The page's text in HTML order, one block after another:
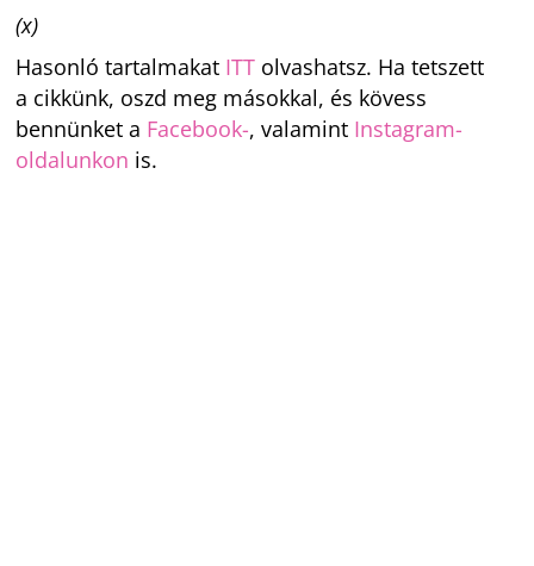
(x)
Hasonló tartalmakat ITT olvashatsz. Ha tetszett
a cikkünk, oszd meg másokkal, és kövess
bennünket a Facebook-, valamint Instagram-
oldalunkon is.